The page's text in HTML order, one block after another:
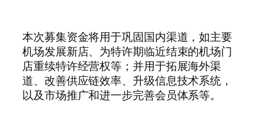
本次募集资金将用于巩固国内渠道，如主要
机场发展新店、为特许期临近结束的机场门
店重续特许经营权等；并用于拓展海外渠
道、改善供应链效率、升级信息技术系统，
以及市场推广和进一步完善会员体系等。